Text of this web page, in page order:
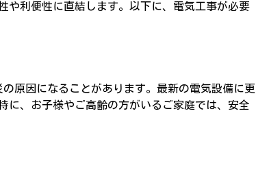
や利便性に直結します。以下に、電気工事が必要
原因になることがあります。最新の電気設備に更
に、お子様やご高齢の方がいるご家庭では、安全